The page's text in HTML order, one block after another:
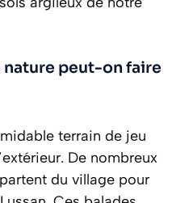
peut-on faire
terrain de jeu
De nombreux
du village pour